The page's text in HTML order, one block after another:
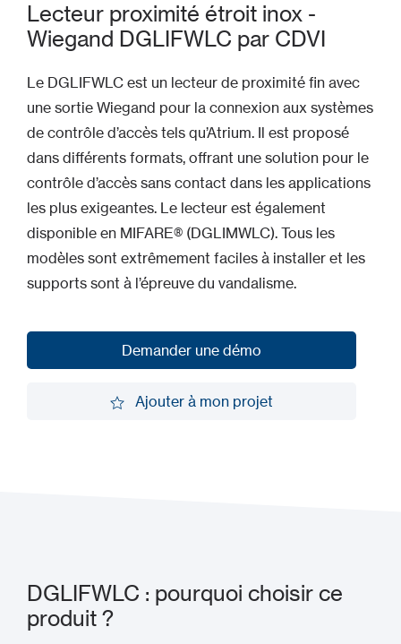
Lecteur proximité étroit inox -
Wiegand DGLIFWLC par CDVI
Le DGLIFWLC est un lecteur de proximité fin avec
une sortie Wiegand pour la connexion aux systèmes
de contrôle d’accès tels qu’Atrium. Il est proposé
dans différents formats, offrant une solution pour le
contrôle d’accès sans contact dans les applications
les plus exigeantes. Le lecteur est également
disponible en MIFARE® (DGLIMWLC). Tous les
modèles sont extrêmement faciles à installer et les
supports sont à l’épreuve du vandalisme.
Demander une démo
Ajouter à mon projet
DGLIFWLC : pourquoi choisir ce
produit ?